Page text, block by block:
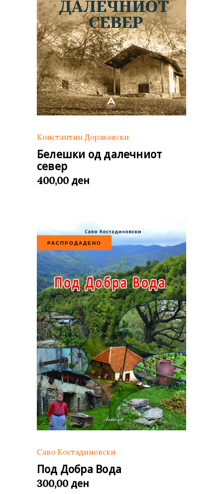
Константин Дораковски
Белешки од далечниот
север
400,00 ден
РАСПРОДАДЕНО
Саво Костадиновски
Под Добра Вода
300,00 ден